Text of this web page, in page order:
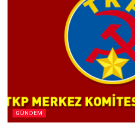
GÜNDEM